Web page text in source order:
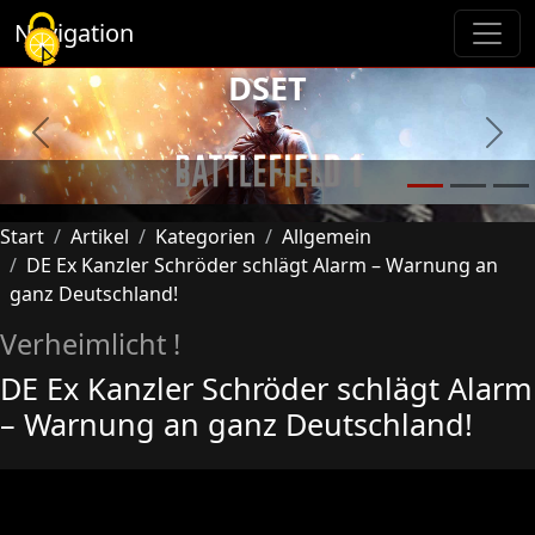
Navigation
Previous Next
DSET
Start Artikel Kategorien
Allgemein
DE Ex Kanzler Schröder schlägt Alarm – Warnung an
ganz Deutschland!
Verheimlicht !
DE Ex Kanzler Schröder schlägt Alarm
– Warnung an ganz Deutschland!
Cookie-Einstellungen